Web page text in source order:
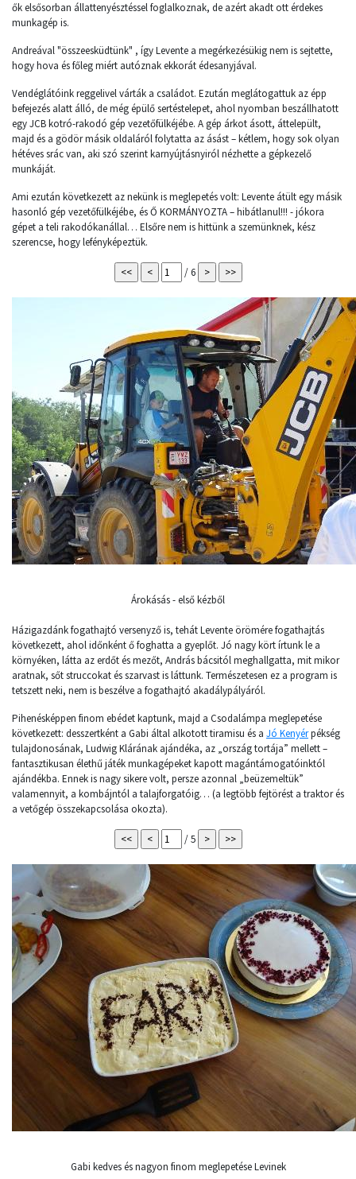
ők elsősorban állattenyésztéssel foglalkoznak, de azért akadt ott érdekes
munkagép is.
Andreával "összeesküdtünk" , így Levente a megérkezésükig nem is sejtette,
hogy hova és főleg miért autóznak ekkorát édesanyjával.
Vendéglátóink reggelivel várták a családot. Ezután meglátogattuk az épp
befejezés alatt álló, de még épülő sertéstelepet, ahol nyomban beszállhatott
egy JCB kotró-rakodó gép vezetőfülkéjébe. A gép árkot ásott, áttelepült,
majd és a gödör másik oldaláról folytatta az ásást – kétlem, hogy sok olyan
hétéves srác van, aki szó szerint karnyújtásnyiról nézhette a gépkezelő
munkáját.
Ami ezután következett az nekünk is meglepetés volt: Levente átült egy másik
hasonló gép vezetőfülkéjébe, és Ő KORMÁNYOZTA – hibátlanul!!! - jókora
gépet a teli rakodókanállal… Elsőre nem is hittünk a szemünknek, kész
szerencse, hogy lefényképeztük.
/ 6
Árokásás - első kézből
Házigazdánk fogathajtó versenyző is, tehát Levente örömére fogathajtás
következett, ahol időnként ő foghatta a gyeplőt. Jó nagy kört írtunk le a
környéken, látta az erdőt és mezőt, András bácsitól meghallgatta, mit mikor
aratnak, sőt struccokat és szarvast is láttunk. Természetesen ez a program is
tetszett neki, nem is beszélve a fogathajtó akadálypályáról.
Pihenésképpen finom ebédet kaptunk, majd a Csodalámpa meglepetése
következett: desszertként a Gabi által alkotott tiramisu és a Jó Kenyérpékség
tulajdonosának, Ludwig Klárának ajándéka, az „ország tortája” mellett –
fantasztikusan élethű játék munkagépeket kapott magántámogatóinktól
ajándékba. Ennek is nagy sikere volt, persze azonnal „beüzemeltük”
valamennyit, a kombájntól a talajforgatóig… (a legtöbb fejtörést a traktor és
a vetőgép összekapcsolása okozta).
/ 5
Gabi kedves és nagyon finom meglepetése Levinek